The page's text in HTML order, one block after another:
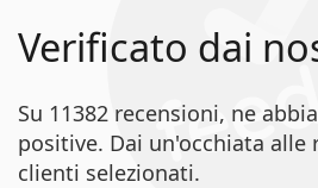
Verificato dai
Su 11382 recensioni, ne
positive. Dai un'occhiata alle
clienti selezionati.